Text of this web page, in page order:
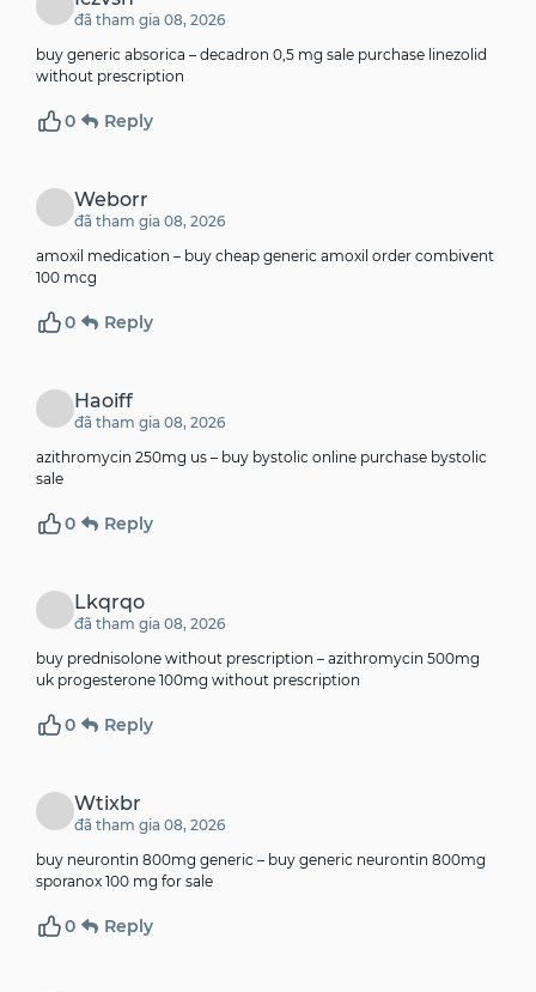
đã tham gia 08, 2026
buy generic absorica – decadron 0,5 mg sale purchase linezolid
without prescription
0 Reply
Weborr
đã tham gia 08, 2026
amoxil medication – buy cheap generic amoxil order combivent
100 mcg
0 Reply
Haoiff
đã tham gia 08, 2026
azithromycin 250mg us – buy bystolic online purchase bystolic
sale
0 Reply
Lkqrqo
đã tham gia 08, 2026
buy prednisolone without prescription – azithromycin 500mg
uk progesterone 100mg without prescription
0 Reply
Wtixbr
đã tham gia 08, 2026
buy neurontin 800mg generic – buy generic neurontin 800mg
sporanox 100 mg for sale
0 Reply